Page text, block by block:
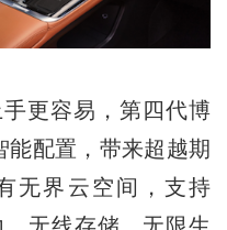
更容易，第四代博
能配置，带来超越期
无界云空间，支持
无线存储、无限生